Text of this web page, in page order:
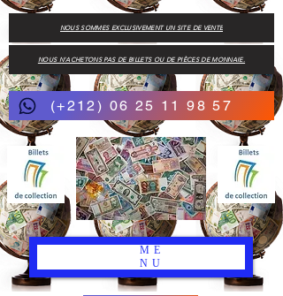
(+212) 06 25 11 98 57
ME
NU
NOUS N'ACHETONS PAS DE BILLETS OU DE PIÈCES DE MONNAIE.
NOUS SOMMES EXCLUSIVEMENT UN SITE DE VENTE